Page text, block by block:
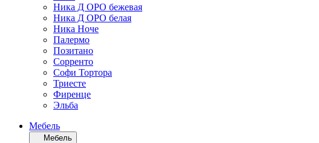
Ника Д ОРО бежевая
Ника Д ОРО белая
Ника Ноче
Палермо
Позитано
Сорренто
Софи Тортора
Триесте
Фиренце
Эльба
Мебель
Мебель